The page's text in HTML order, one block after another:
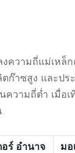
ความถี่แม่เห
ก๊าซสูง และป
วามถี่ต่ำ เมื่อ
อร์ อำนาจ
มอ